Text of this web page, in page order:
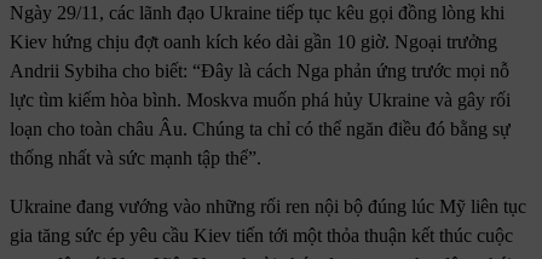
Ngày 29/11, các lãnh đạo Ukraine tiếp tục kêu gọi đồng lòng khi
Kiev hứng chịu đợt oanh kích kéo dài gần 10 giờ. Ngoại trưởng
Andrii Sybiha cho biết: “Đây là cách Nga phản ứng trước mọi nỗ
lực tìm kiếm hòa bình. Moskva muốn phá hủy Ukraine và gây rối
loạn cho toàn châu Âu. Chúng ta chỉ có thể ngăn điều đó bằng sự
thống nhất và sức mạnh tập thể”.
Ukraine đang vướng vào những rối ren nội bộ đúng lúc Mỹ liên tục
gia tăng sức ép yêu cầu Kiev tiến tới một thỏa thuận kết thúc cuộc